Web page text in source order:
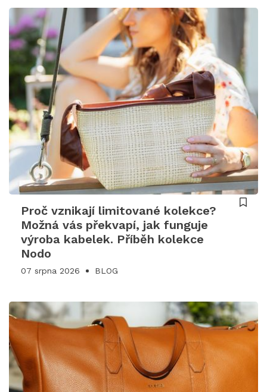
Proč vznikají limitované kolekce?
Možná vás překvapí, jak funguje
výroba kabelek. Příběh kolekce
Nodo
07 srpna 2026 BLOG